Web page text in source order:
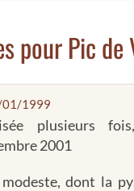
pour Pic de
01/1999
plusieurs
2001
dont la